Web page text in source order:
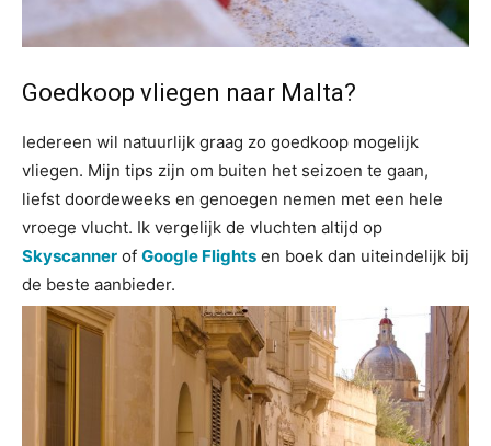
Goedkoop vliegen naar Malta?
Iedereen wil natuurlijk graag zo goedkoop mogelijk
vliegen. Mijn tips zijn om buiten het seizoen te gaan,
liefst doordeweeks en genoegen nemen met een hele
vroege vlucht. Ik vergelijk de vluchten altijd op
Skyscanner of Google Flights en boek dan uiteindelijk bij
de beste aanbieder.